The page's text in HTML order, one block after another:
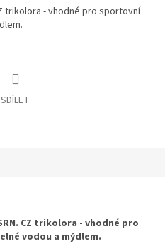
trikolora - vhodné pro sportovní
SDÍLET
CZ trikolora - vhodné pro
vodou a mýdlem.